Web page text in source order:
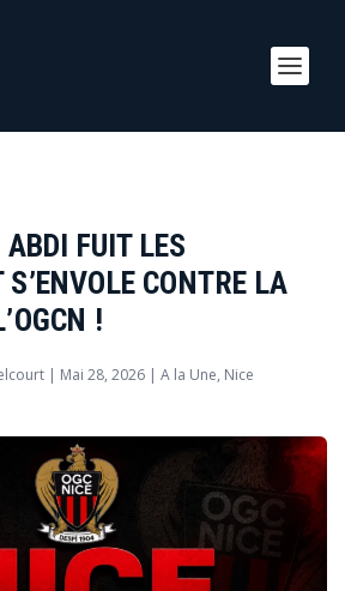
FUIT LES
CONTRE LA
!
| Mai 28, 2026 | A la Une, Nice